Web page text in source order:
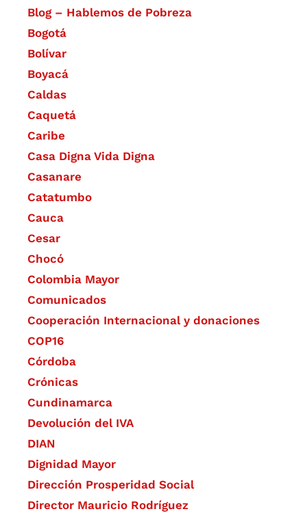
Blog – Hablemos de Pobreza
Bogotá
Bolívar
Boyacá
Caldas
Caquetá
Caribe
Casa Digna Vida Digna
Casanare
Catatumbo
Cauca
Cesar
Chocó
Colombia Mayor
Comunicados
Cooperación Internacional y donaciones
COP16
Córdoba
Crónicas
Cundinamarca
Devolución del IVA
DIAN
Dignidad Mayor
Dirección Prosperidad Social
Director Mauricio Rodríguez